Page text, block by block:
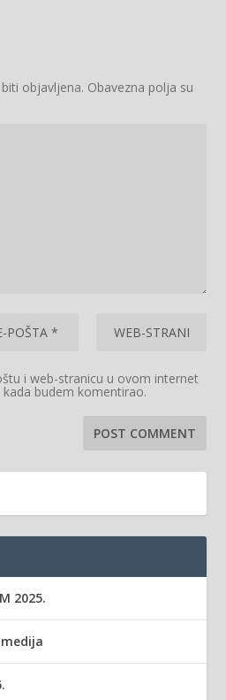
objavljena. Obavezna polja su
i web-stranicu u ovom internet
budem komentirao.
2025.